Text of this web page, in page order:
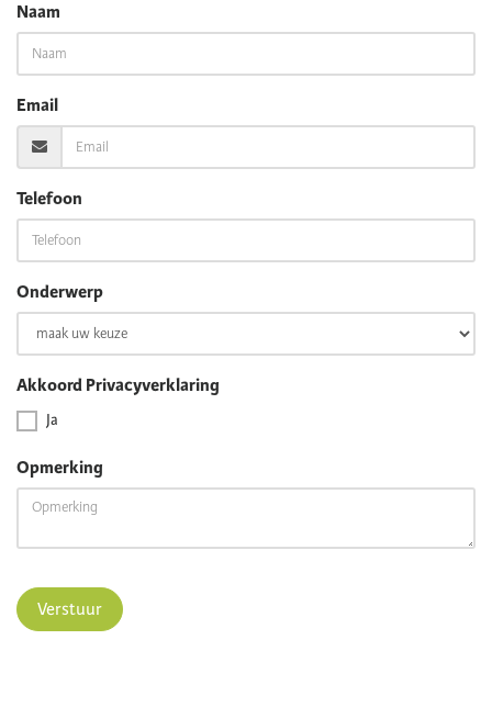
Naam
Email
Telefoon
Onderwerp
Akkoord Privacyverklaring
Ja
Opmerking
Verstuur